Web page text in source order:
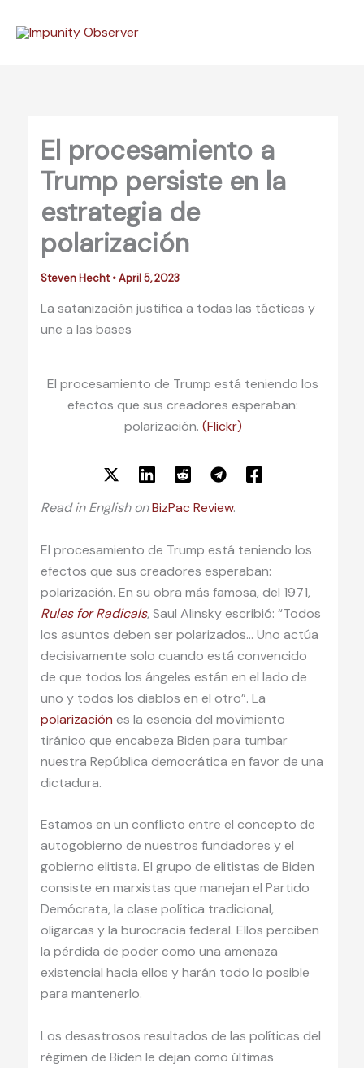
El procesamiento a
Trump persiste en la
estrategia de
polarización
Steven Hecht•April 5, 2023
La satanización justifica a todas las tácticas y
une a las bases
El procesamiento de Trump está teniendo los
efectos que sus creadores esperaban:
polarización. (Flickr)
Read in English onBizPac Review.
El procesamiento de Trump está teniendo los
efectos que sus creadores esperaban:
polarización. En su obra más famosa, del 1971,
Rules for Radicals, Saul Alinsky escribió: “Todos
los asuntos deben ser polarizados… Uno actúa
decisivamente solo cuando está convencido
de que todos los ángeles están en el lado de
uno y todos los diablos en el otro”. La
polarización es la esencia del movimiento
tiránico que encabeza Biden para tumbar
nuestra República democrática en favor de una
dictadura.
Estamos en un conflicto entre el concepto de
autogobierno de nuestros fundadores y el
gobierno elitista. El grupo de elitistas de Biden
consiste en marxistas que manejan el Partido
Demócrata, la clase política tradicional,
oligarcas y la burocracia federal. Ellos perciben
la pérdida de poder como una amenaza
existencial hacia ellos y harán todo lo posible
para mantenerlo.
Los desastrosos resultados de las políticas del
régimen de Biden le dejan como últimas